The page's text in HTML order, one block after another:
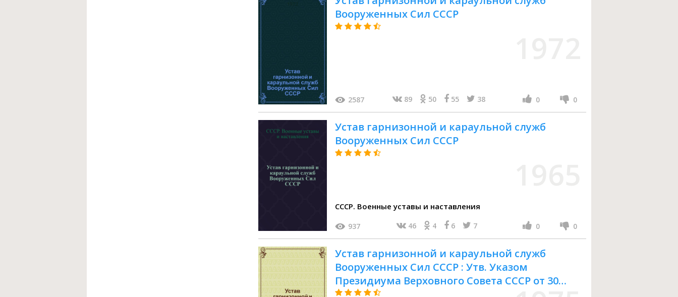
Вооруженных Сил СССР
2587 89 50 55 38 0 0
Устав гарнизонной и караульной служб
Вооруженных Сил СССР
СССР. Военные уставы и наставления
937 46 4 6 7 0 0
Устав гарнизонной и караульной служб
Вооруженных Сил СССР : Утв. Указом
Президиума Верховного Совета СССР от 30
июля 1975 г